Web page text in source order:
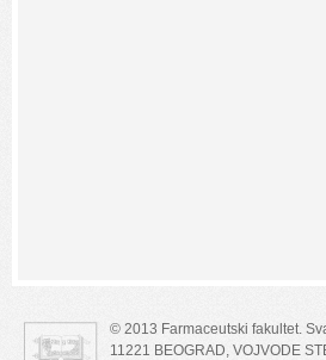
© 2013 Farmaceutski fakultet.
11221 BEOGRAD, VOJVODE